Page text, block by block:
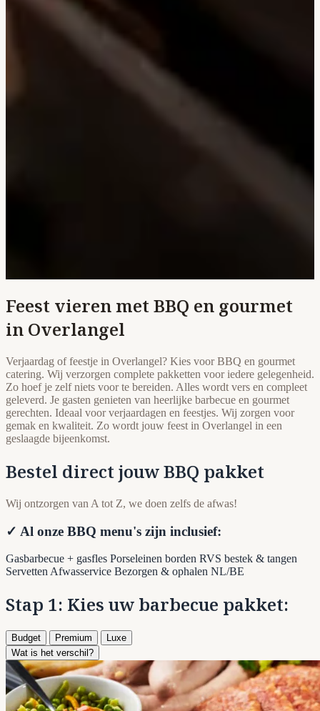
Feest vieren met BBQ en gourmet
in Overlangel
Verjaardag of feestje in Overlangel? Kies voor BBQ en gourmet
catering. Wij verzorgen complete pakketten voor iedere gelegenheid.
Zo hoef je zelf niets voor te bereiden. Alles wordt vers en compleet
geleverd. Je gasten genieten van heerlijke barbecue en gourmet
gerechten. Ideaal voor verjaardagen en feestjes. Wij zorgen voor
gemak en kwaliteit. Zo wordt jouw feest in Overlangel in een
geslaagde bijeenkomst.
Bestel direct jouw BBQ pakket
Wij ontzorgen van A tot Z, we doen zelfs de afwas!
✓ Al onze BBQ menu's zijn inclusief:
Gasbarbecue + gasfles Porseleinen borden RVS bestek & tangen
Servetten Afwasservice Bezorgen & ophalen NL/BE
Stap 1: Kies uw barbecue pakket:
Budget Premium
Luxe
Wat is het verschil?